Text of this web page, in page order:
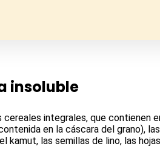
insoluble
cereales integrales, que contienen
en la cáscara del grano),
kamut, las semillas de lino, las